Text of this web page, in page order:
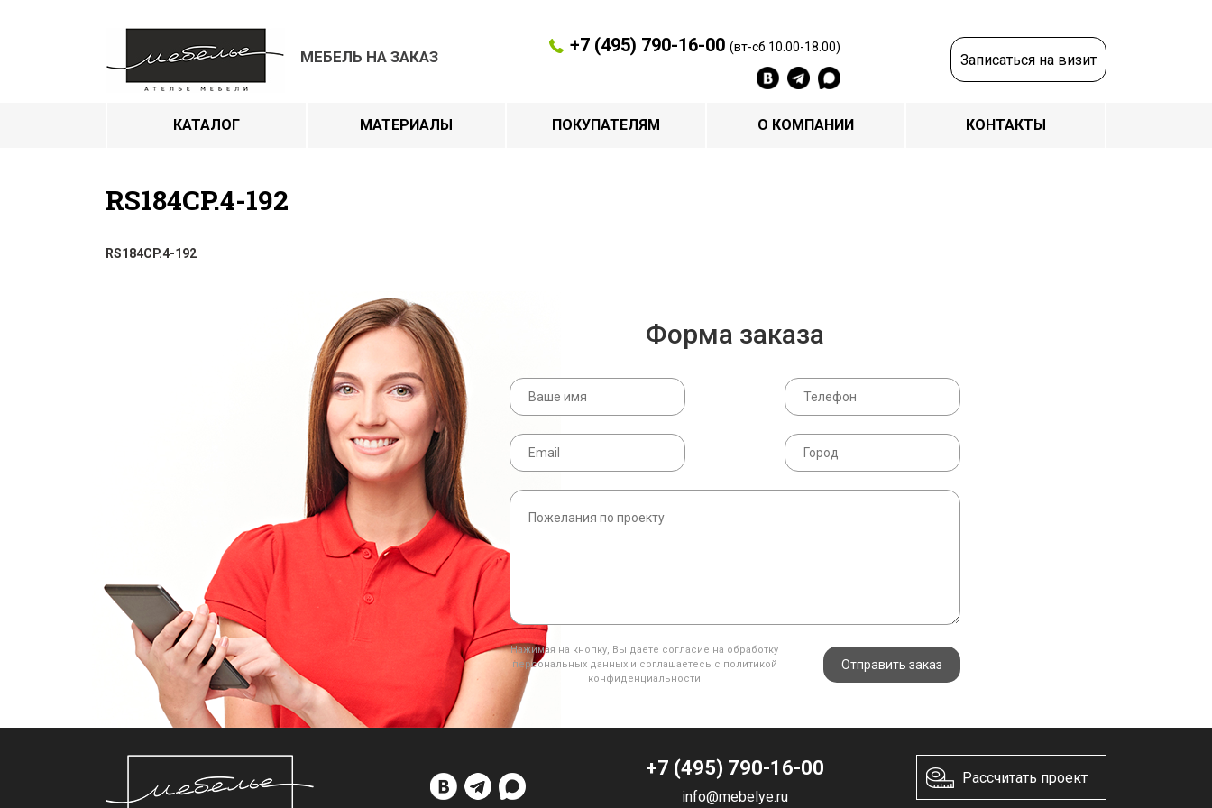
МЕБЕЛЬ НА ЗАКАЗ
+7 (495) 790-16-00 (вт-сб 10.00-18.00)
Записаться на визит
КАТАЛОГ МАТЕРИАЛЫ ПОКУПАТЕЛЯМ О КОМПАНИИ КОНТАКТЫ
RS184CP.4-192
RS184CP.4-192
Форма заказа
Нажимая на кнопку, Вы даете согласие на обработку
персональных данных и соглашаетесь с политикой
конфиденциальности
Отправить заказ
+7 (495) 790-16-00
info@mebelye.ru
Рассчитать проект